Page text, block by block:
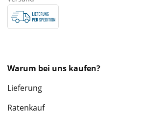
Warum bei uns kaufen?
Lieferung
Ratenkauf